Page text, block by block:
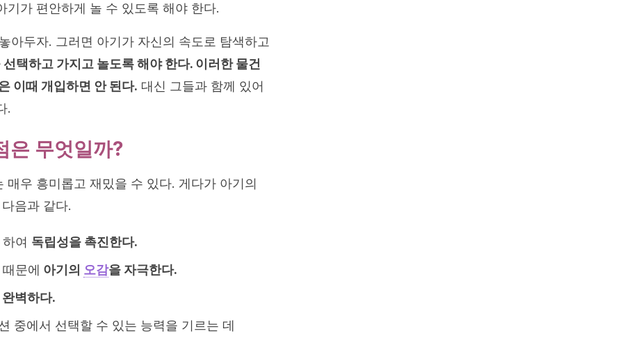
기가 편안하게 놀 수 있도록 해야 한다.
아두자. 그러면 아기가 자신의 속도로 탐색하고
택하고 가지고 놀도록 해야 한다. 이러한 물건
이때 개입하면 안 된다. 대신 그들과 함께 있어
.
은 무엇일까?
우 흥미롭고 재밌을 수 있다. 게다가 아기의
음과 같다.
여 독립성을 촉진한다.
문에 아기의 오감을 자극한다.
벽하다.
중에서 선택할 수 있는 능력을 기르는 데